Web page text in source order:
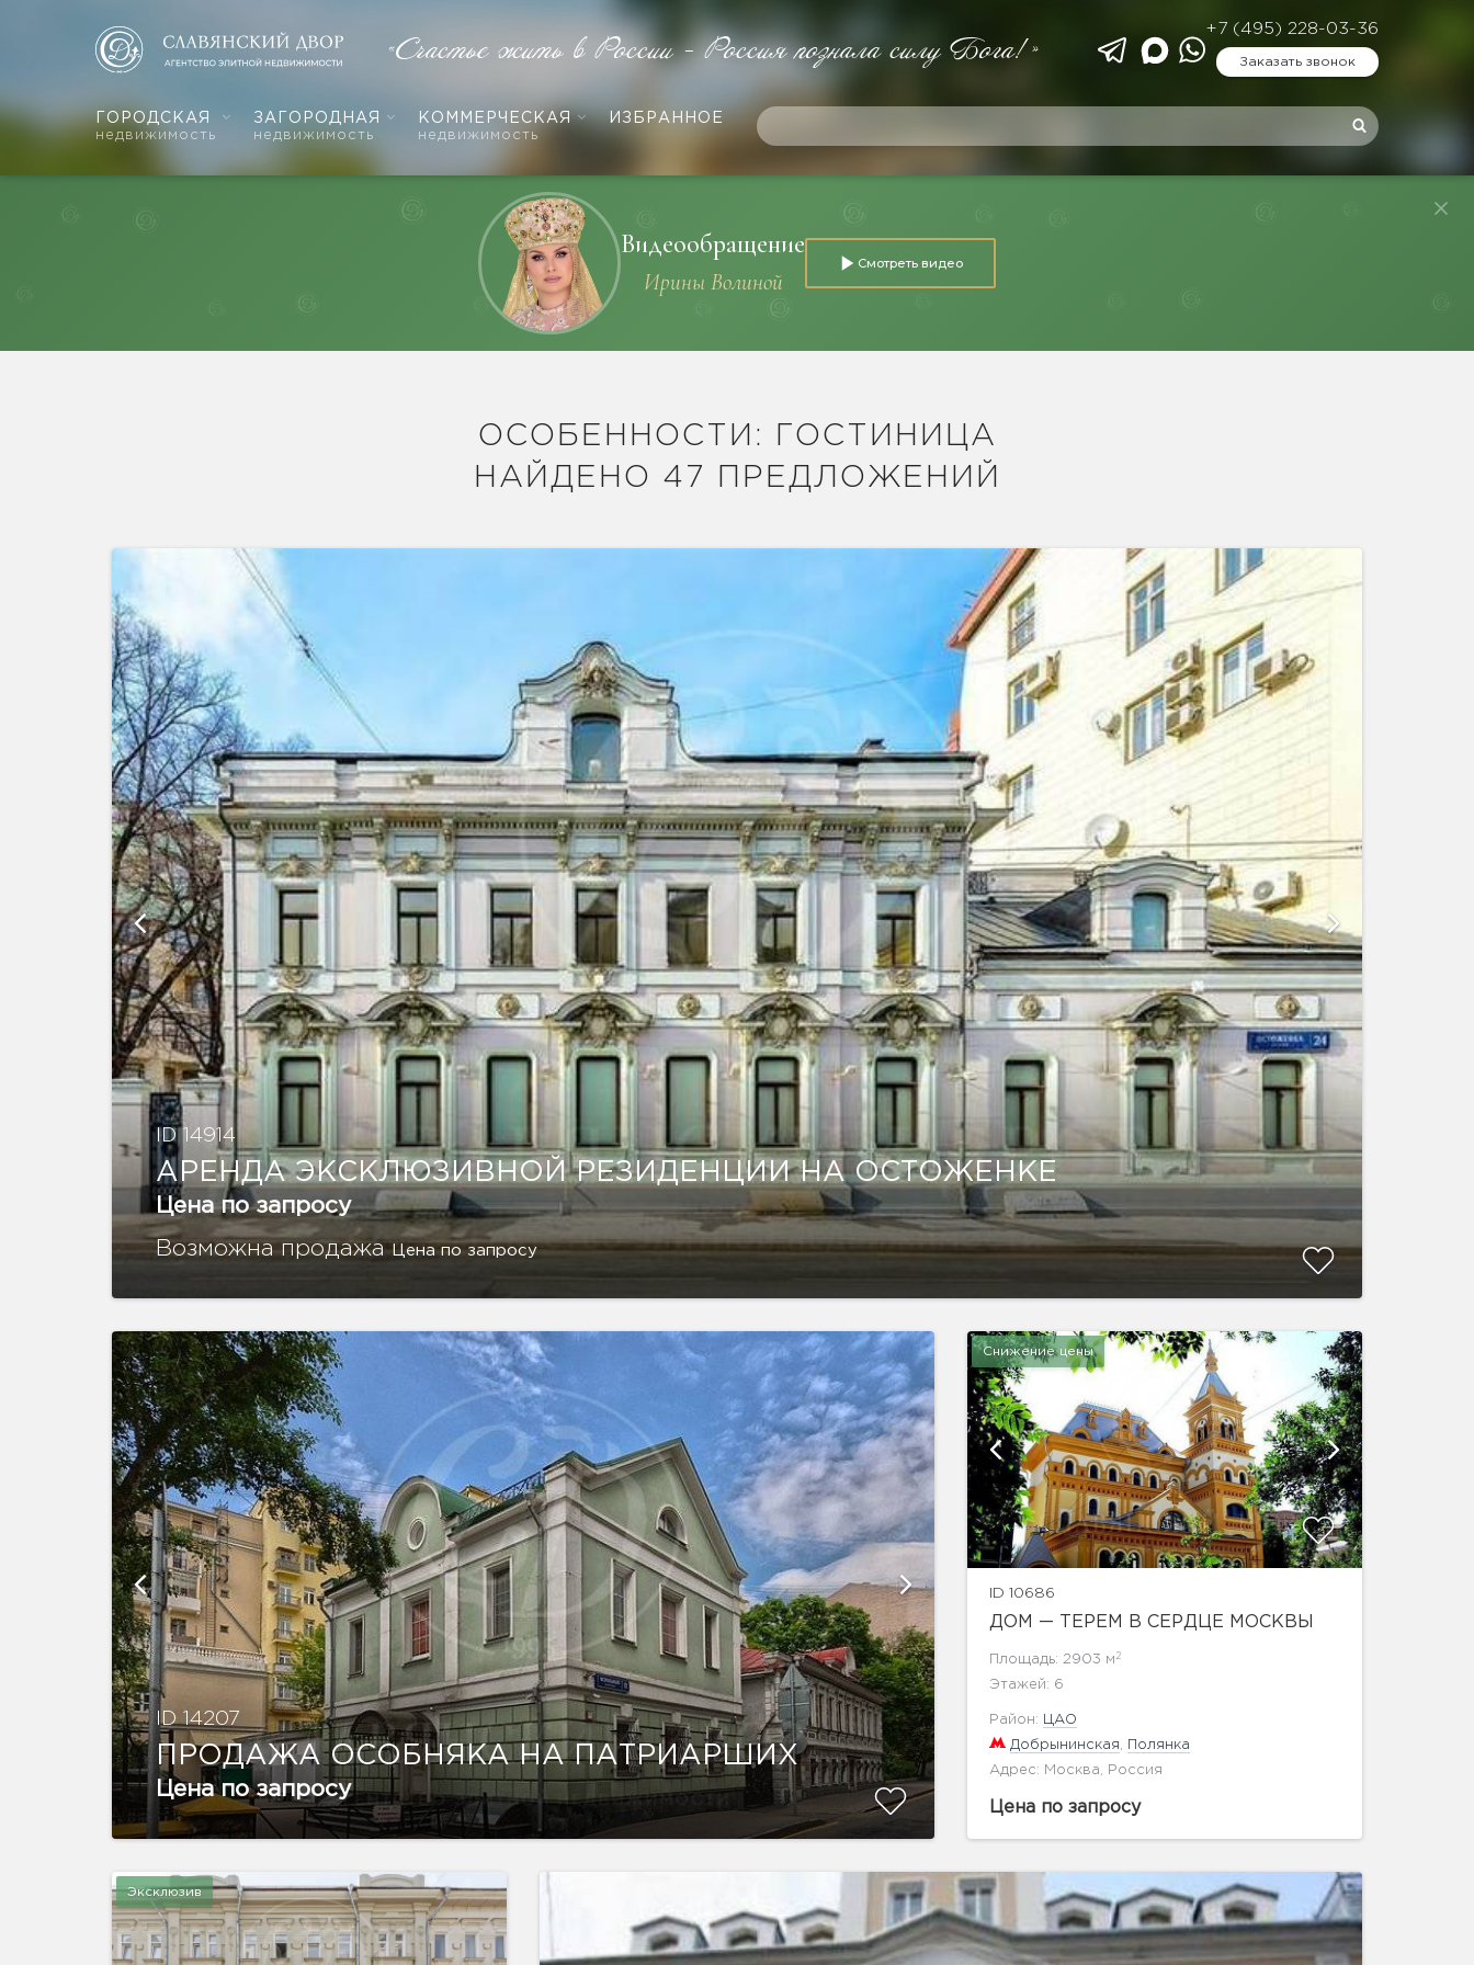
ГОРОДСКАЯ
недвижимость
ЗАГОРОДНАЯ
недвижимость
КОММЕРЧЕСКАЯ
недвижимость
ИЗБРАННОЕ
«Счастье жить в России - Россия познала силу Бога!»
+7 (495) 228-03-36
Заказать звонок
Видеообращение
Ирины Волиной
Смотреть видео
ОСОБЕННОСТИ: ГОСТИНИЦА
НАЙДЕНО 47 ПРЕДЛОЖЕНИЙ
ID 14914
АРЕНДА ЭКСКЛЮЗИВНОЙ РЕЗИДЕНЦИИ НА ОСТОЖЕНКЕ
Цена по запросу
Возможна продажа Цена по запросу
ID 14207
ПРОДАЖА ОСОБНЯКА НА ПАТРИАРШИХ
Цена по запросу
показать ещё 3 фотографии
Снижение цены
ID 10686
ДОМ — ТЕРЕМ В СЕРДЦЕ МОСКВЫ
Площадь: 2903 м 2
Этажей: 6
Район: ЦАО
Добрынинская Полянка
Адрес: Москва, Россия
Цена по запросу
Эксклюзив